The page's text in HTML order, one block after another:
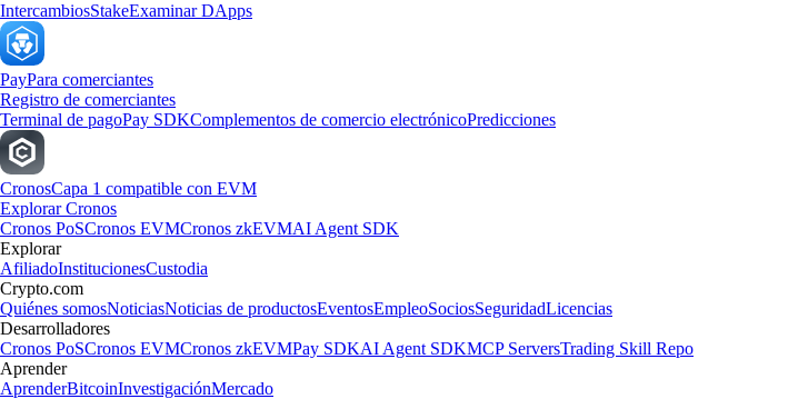
IntercambiosStakeExaminar DApps
PayPara comerciantes
Registro de comerciantes
Terminal de pagoPay SDKComplementos de comercio electrónicoPredicciones
CronosCapa 1 compatible con EVM
Explorar Cronos
Cronos PoSCronos EVMCronos zkEVMAI Agent SDK
Explorar
AfiliadoInstitucionesCustodia
Crypto.com
Quiénes somosNoticiasNoticias de productosEventosEmpleoSociosSeguridadLicencias
Desarrolladores
Cronos PoSCronos EVMCronos zkEVMPay SDKAI Agent SDKMCP ServersTrading Skill Repo
Aprender
AprenderBitcoinInvestigaciónMercado